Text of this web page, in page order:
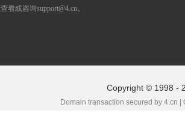
查看或咨询support@4.cn。
Copyright © 1998 -
Domain transaction secured by 4.cn